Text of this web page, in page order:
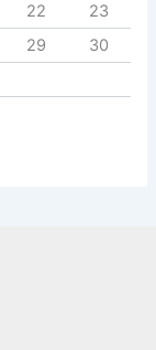
22
23
29
30